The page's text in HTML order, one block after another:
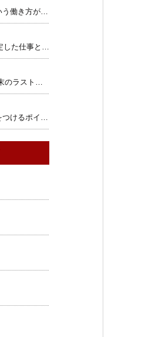
軽貨物ドライバーという働き方が、今あらためて選ばれています。
2026年スタート。安定した仕事と安全な環境で一緒に働きませんか？
2025年12月31日｜年末のラストスパート！配送最終日も元気に稼働中
冬の軽貨物配送で気をつけるポイントとは？未経験ドライバーも安心の安全対策｜ ホック株式会社